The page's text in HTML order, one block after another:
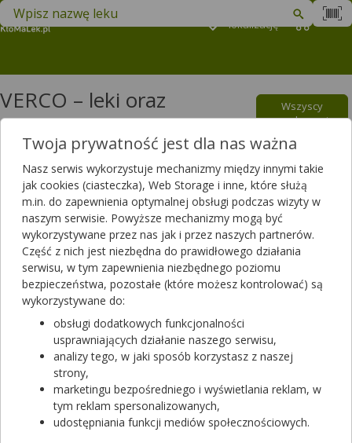
lokalizację
Znajdź lek w swojej okolicy
VERCO – leki oraz
suplementy diety
Wszyscy
producenci
Filtrowanie
Filtrowanie
Wyniki wyszukiwania(73)
Wyczyść filtry
Afronis Clean Emulsja do mycia
kosmetyk
Afronis Plus Płyn do pielęgnacji do skóry
Twoja prywatność jest dla nas ważna
Nasz serwis wykorzystuje mechanizmy między innymi takie
jak cookies (ciasteczka), Web Storage i inne, które służą
m.in. do zapewnienia optymalnej obsługi podczas wizyty w
naszym serwisie. Powyższe mechanizmy mogą być
wykorzystywane przez nas jak i przez naszych partnerów.
Część z nich jest niezbędna do prawidłowego działania
serwisu, w tym zapewnienia niezbędnego poziomu
bezpieczeństwa, pozostałe (które możesz kontrolować) są
wykorzystywane do:
obsługi dodatkowych funkcjonalności
usprawniających działanie naszego serwisu,
analizy tego, w jaki sposób korzystasz z naszej
strony,
marketingu bezpośredniego i wyświetlania reklam, w
tym reklam spersonalizowanych,
udostępniania funkcji mediów społecznościowych.